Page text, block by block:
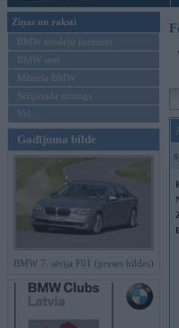
Ziņas un raksti
BMW modeļu jaunumi
BMW testi
Mēneša BMW
Sērijveida tūnings
Vel...
Gadījuma bilde
BMW 7. sērija F01 (preses bildes)